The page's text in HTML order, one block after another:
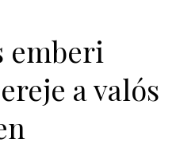
emberi
a valós